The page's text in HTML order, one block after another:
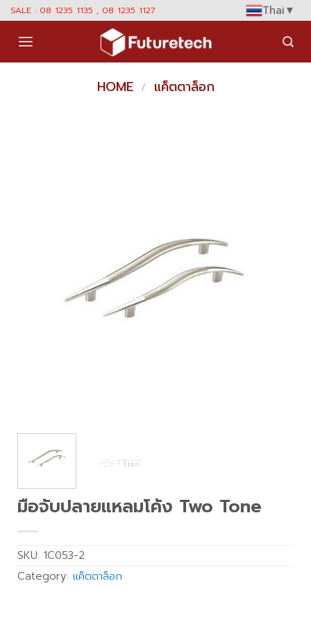
Skip
content
SALE : 08 1235 1135 , 08 1235 1127 Thai▼
HOME / แค็ตตาล็อก
มือจับปลายแหลมโค้ง Two Tone
SKU: 1C053-2
Category: แค็ตตาล็อก